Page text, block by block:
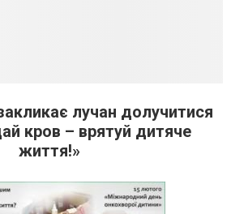
лучан долучитися
кров – врятуй дитяче
життя!»